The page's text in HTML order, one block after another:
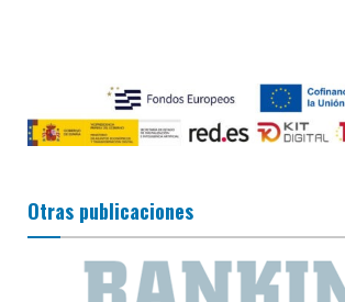
Otras publicaciones